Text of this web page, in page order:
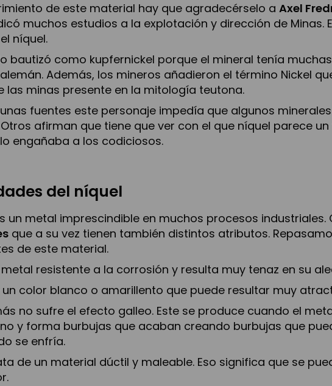
de este material hay que agradecérselo aAxel
muchos estudios a la explotación y dirección de Minas.
níquel.
bautizó como kupfernickel porque el mineral tenía
Además, los mineros añadieron el término Nickel
las minas presente en la mitología teutona.
fuentes este personaje impedía que algunos
afirman que tiene que ver con el que níquel parece
engañaba a los codiciosos.
del níquel
un metal imprescindible en muchos procesos industriales.
que a su vez tienen también distintos atributos.
de este material.
metal resistente a la corrosión y resulta muy tenaz en su
un color blanco o amarillento que puede resultar muy
no sufre el efecto galleo. Este se produce cuando el
y forma burbujas que acaban creando burbujas que
se enfría.
de un material dúctil y maleable. Eso significa que se